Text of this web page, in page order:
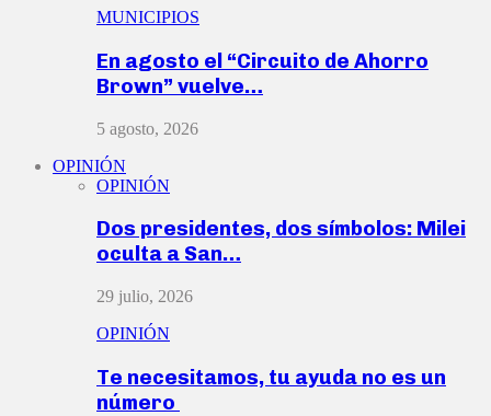
MUNICIPIOS
En agosto el “Circuito de Ahorro
Brown” vuelve…
5 agosto, 2026
OPINIÓN
OPINIÓN
Dos presidentes, dos símbolos: Milei
oculta a San…
29 julio, 2026
OPINIÓN
Te necesitamos, tu ayuda no es un
número